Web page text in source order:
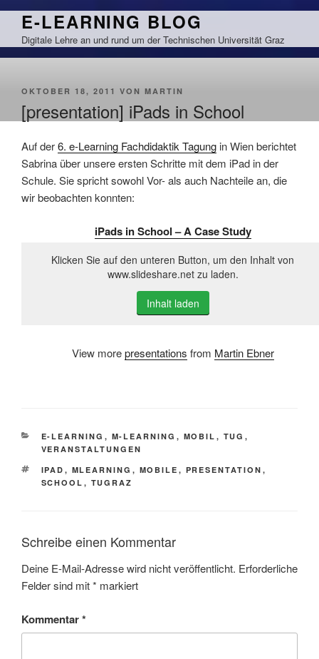
Zum
springen
E-LEARNING BLOG
Digitale Lehre an und rund um der Technischen Universität Graz
VERÖFFENTLICHT
OKTOBER 18, 2011 VON MARTIN
[presentation] iPads in School
Auf der6. e-Learning Fachdidaktik Tagung in Wien berichtet
Sabrina über unsere ersten Schritte mit dem iPad in der
Schule. Sie spricht sowohl Vor- als auch Nachteile an, die
wir beobachten konnten:
iPads in School – A Case Study
Klicken Sie auf den unteren Button, um den Inhalt von
www.slideshare.net zu laden.
Inhalt laden
View morepresentations from Martin Ebner
KATEGORIEN
E-LEARNING , M-LEARNING , MOBIL , TUG ,
VERANSTALTUNGEN
SCHLAGWÖRTER
IPAD , MLEARNING , MOBILE , PRESENTATION ,
SCHOOL , TUGRAZ
Schreibe einen Kommentar
Deine E-Mail-Adresse wird nicht veröffentlicht. Erforderliche
Felder sind mit* markiert
Kommentar*